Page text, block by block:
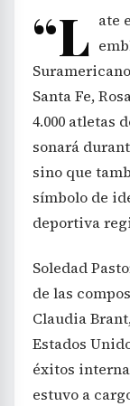
“L ate
Santa Fe,
4.000 atletas
sonará
sino que
símbolo de
deportiva
Soledad
de las
Claudia
Estados
éxitos
estuvo a